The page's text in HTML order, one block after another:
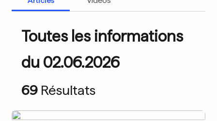
Toutes les informations
du 02.06.2026
69 Résultats